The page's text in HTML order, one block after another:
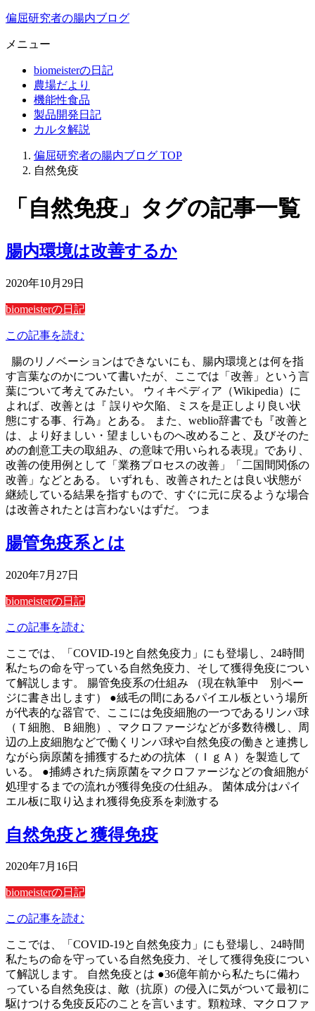
偏屈研究者の腸内ブログ
メニュー
biomeisterの日記
農場だより
機能性食品
製品開発日記
カルタ解説
偏屈研究者の腸内ブログ TOP
自然免疫
「自然免疫」タグの記事一覧
腸内環境は改善するか
2020年10月29日
biomeisterの日記
この記事を読む
腸のリノベーションはできないにも、腸内環境とは何を指
す言葉なのかについて書いたが、ここでは「改善」という言
葉について考えてみたい。 ウィキペディア（Wikipedia）に
よれば、改善とは『 誤りや欠陥、ミスを是正しより良い状
態にする事、行為』とある。 また、weblio辞書でも『改善と
は、より好ましい・望ましいものへ改めること、及びそのた
めの創意工夫の取組み、の意味で用いられる表現』であり、
改善の使用例として「業務プロセスの改善」「二国間関係の
改善」などとある。 いずれも、改善されたとは良い状態が
継続している結果を指すもので、すぐに元に戻るような場合
は改善されたとは言わないはずだ。 つま
腸管免疫系とは
2020年7月27日
biomeisterの日記
この記事を読む
ここでは、「COVID-19と自然免疫力」にも登場し、24時間
私たちの命を守っている自然免疫力、そして獲得免疫につい
て解説します。 腸管免疫系の仕組み （現在執筆中 別ペー
ジに書き出します） ●絨毛の間にあるパイエル板という場所
が代表的な器官で、ここには免疫細胞の一つであるリンパ球
（Ｔ細胞、Ｂ細胞）、マクロファージなどが多数待機し、周
辺の上皮細胞などで働くリンパ球や自然免疫の働きと連携し
ながら病原菌を捕獲するための抗体 （ＩｇＡ）を製造して
いる。 ●捕縛された病原菌をマクロファージなどの食細胞が
処理するまでの流れが獲得免疫の仕組み。 菌体成分はパイ
エル板に取り込まれ獲得免疫系を刺激する
自然免疫と獲得免疫
2020年7月16日
biomeisterの日記
この記事を読む
ここでは、「COVID-19と自然免疫力」にも登場し、24時間
私たちの命を守っている自然免疫力、そして獲得免疫につい
て解説します。 自然免疫とは ●36億年前から私たちに備わ
っている自然免疫は、敵（抗原）の侵入に気がついて最初に
駆けつける免疫反応のことを言います。顆粒球、マクロファ